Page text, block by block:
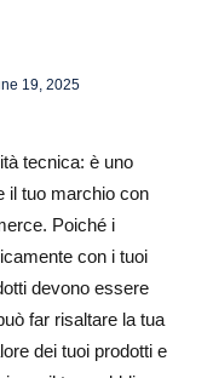
per l'e-commerce
19, 2025
tecnica: è uno
il tuo marchio con
Poiché i
con i tuoi
devono essere
far risaltare la tua
dei tuoi prodotti e